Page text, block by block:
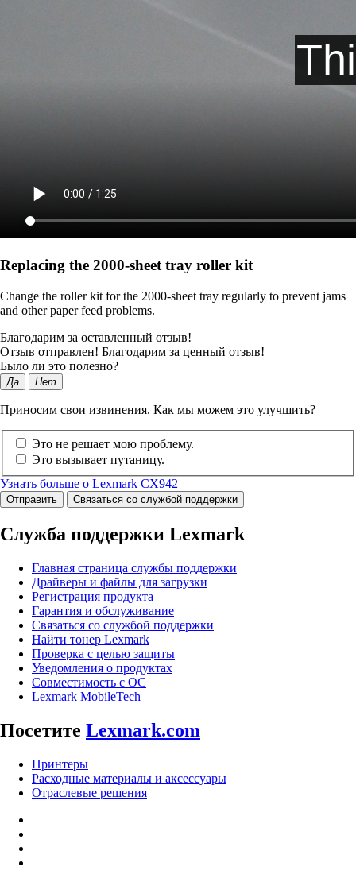
Replacing the 2000‑sheet tray roller kit
Change the roller kit for the 2000-sheet tray regularly to prevent jams
and other paper feed problems.
Благодарим за оставленный отзыв!
Отзыв отправлен! Благодарим за ценный отзыв!
Было ли это полезно?
Да Нет
Приносим свои извинения. Как мы можем это улучшить?
Это не решает мою проблему.
Это вызывает путаницу.
Узнать больше о Lexmark CX942
Отправить Связаться со службой поддержки
Служба поддержки Lexmark
Главная страница службы поддержки
Драйверы и файлы для загрузки
Регистрация продукта
Гарантия и обслуживание
Связаться со службой поддержки
Найти тонер Lexmark
Проверка с целью защиты
Уведомления о продуктах
Совместимость с ОС
Lexmark MobileTech
Посетите Lexmark.com
Принтеры
Расходные материалы и аксессуары
Отраслевые решения